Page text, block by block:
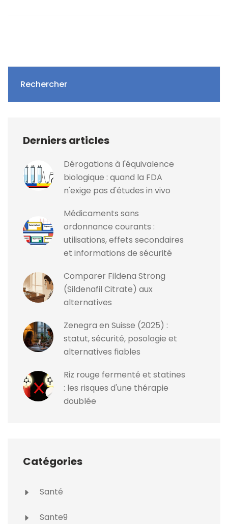
Rechercher
Derniers articles
Dérogations à l'équivalence
biologique : quand la FDA
n'exige pas d'études in vivo
Médicaments sans
ordonnance courants :
utilisations, effets secondaires
et informations de sécurité
Comparer Fildena Strong
(Sildenafil Citrate) aux
alternatives
Zenegra en Suisse (2025) :
statut, sécurité, posologie et
alternatives fiables
Riz rouge fermenté et statines
: les risques d'une thérapie
doublée
Catégories
Santé
Sante9